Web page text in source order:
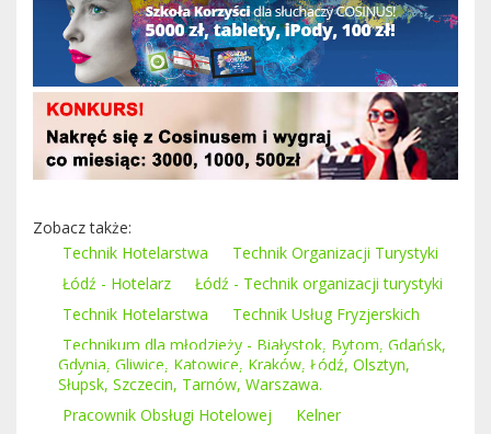
Zobacz także:
Technik Hotelarstwa
Technik Organizacji Turystyki
Łódź - Hotelarz
Łódź - Technik organizacji turystyki
Technik Hotelarstwa
Technik Usług Fryzjerskich
Technikum dla młodzieży - Białystok, Bytom, Gdańsk,
Gdynia, Gliwice, Katowice, Kraków, Łódź, Olsztyn,
Słupsk, Szczecin, Tarnów, Warszawa.
Pracownik Obsługi Hotelowej
Kelner